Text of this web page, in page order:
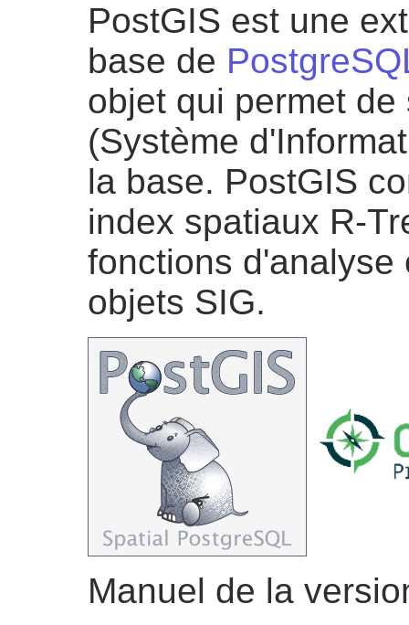
PostGIS est une
base de
objet qui permet
(Système
la base. PostGIS
index spatiaux R-
fonctions d'analyse
objets SIG.
Manuel de la